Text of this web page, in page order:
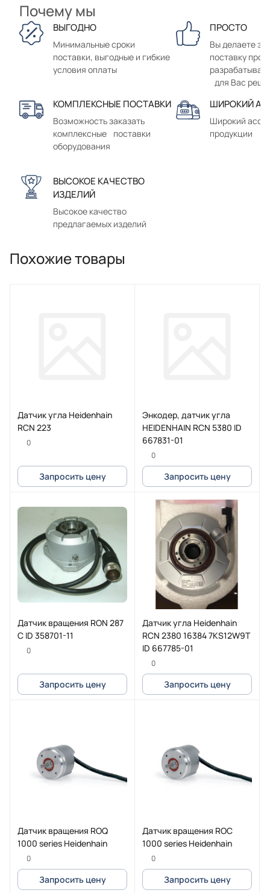
Почему мы
ВЫГОДНО
Минимальные сроки
поставки, выгодные и гибкие
условия оплаты
ПРОСТО
Вы делаете
поставку
для Вас
КОМПЛЕКСНЫЕ ПОСТАВКИ
Возможность заказать
комплексные поставки
оборудования
ШИРОКИЙ
Широкий
продукции
ВЫСОКОЕ КАЧЕСТВО
ИЗДЕЛИЙ
Высокое качество
предлагаемых изделий
Похожие товары
Датчик угла Heidenhain
RCN 223
0
Запросить цену
Энкодер, датчик угла
HEIDENHAIN RCN 5380 ID
667831-01
0
Запросить цену
Датчик вращения RON 287
C ID 358701-11
0
Запросить цену
Датчик угла Heidenhain
RCN 2380 16384 7KS12W9T
ID 667785-01
0
Запросить цену
Датчик вращения ROQ
1000 series Heidenhain
0
Запросить цену
Датчик вращения ROC
1000 series Heidenhain
0
Запросить цену